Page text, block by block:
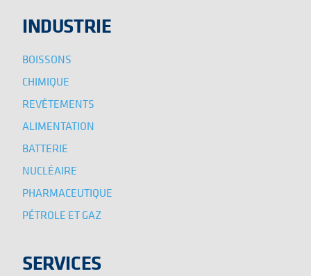
INDUSTRIE
BOISSONS
CHIMIQUE
REVÊTEMENTS
ALIMENTATION
BATTERIE
NUCLÉAIRE
PHARMACEUTIQUE
PÉTROLE ET GAZ
SERVICES